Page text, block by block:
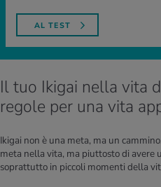
AL TEST
Il tuo Ikigai nella vita
regole per una vita
Ikigai non è una meta, ma un
meta nella vita, ma piuttosto di avere
soprattutto in piccoli momenti della